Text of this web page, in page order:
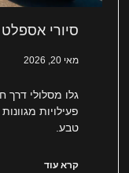
סיורי
מאי 20, 2026
גלו מסלולי דרך
פעילויות
טבע.
קרא עוד